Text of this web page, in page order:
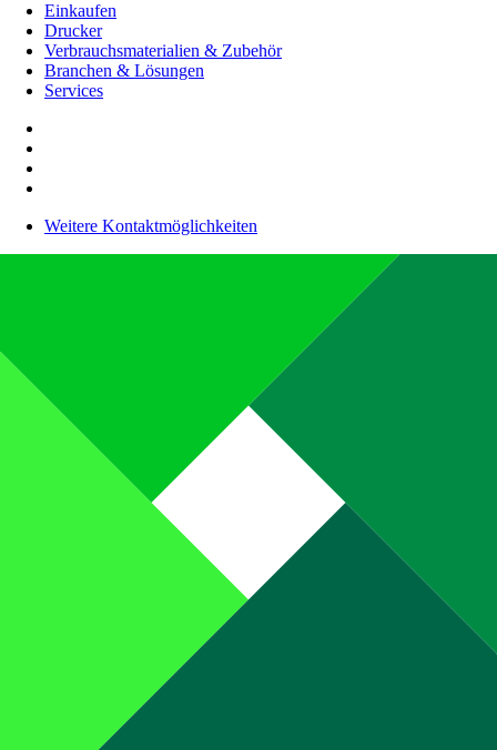
Einkaufen
Drucker
Verbrauchsmaterialien & Zubehör
Branchen & Lösungen
Services
Weitere Kontaktmöglichkeiten